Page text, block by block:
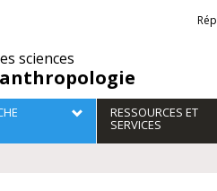
sciences
anthropologie
RESSOURCES ET
SERVICES